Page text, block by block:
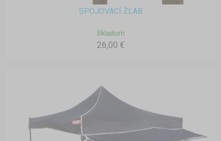
SPOJOVACÍ ŽĽAB
Skladom
26,00 €